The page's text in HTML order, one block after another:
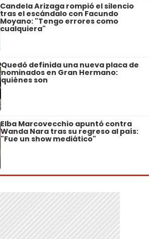
Candela Arizaga rompió el silencio
tras el escándalo con Facundo
Moyano: "Tengo errores como
cualquiera"
Quedó definida una nueva placa de
nominados en Gran Hermano:
quiénes son
Elba Marcovecchio apuntó contra
Wanda Nara tras su regreso al país:
"Fue un show mediático"